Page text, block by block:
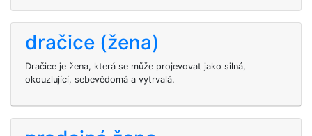
dračice (žena)
Dračice je žena, která se může projevovat jako silná,
okouzlující, sebevědomá a vytrvalá.